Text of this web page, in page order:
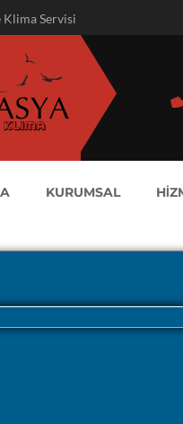
Servisi
KURUMSAL